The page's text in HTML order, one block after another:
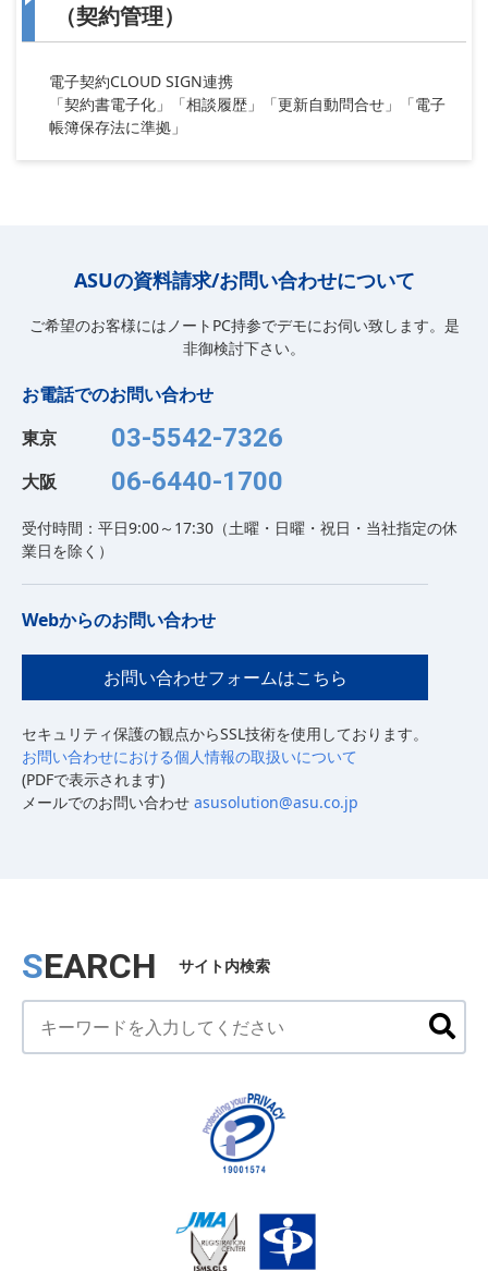
（契約管理）
電子契約CLOUD SIGN連携
「契約書電子化」「相談履歴」「更新自動問合せ」「電子
帳簿保存法に準拠」
ASUの資料請求/お問い合わせについて
ご希望のお客様にはノートPC持参でデモにお伺い致します。是
非御検討下さい。
お電話でのお問い合わせ
東京
03-5542-7326
大阪 06-6440-1700
受付時間：平日9:00～17:30（土曜・日曜・祝日・当社指定の休
業日を除く）
Webからのお問い合わせ
お問い合わせフォームはこちら
セキュリティ保護の観点からSSL技術を使用しております。
お問い合わせにおける個人情報の取扱いについて
(PDFで表示されます)
メールでのお問い合わせ asusolution@asu.co.jp
SEARCH サイト内検索